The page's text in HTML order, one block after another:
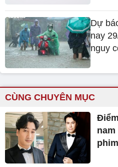
Dự
nay
nguy
CÙNG CHUYÊN MỤC